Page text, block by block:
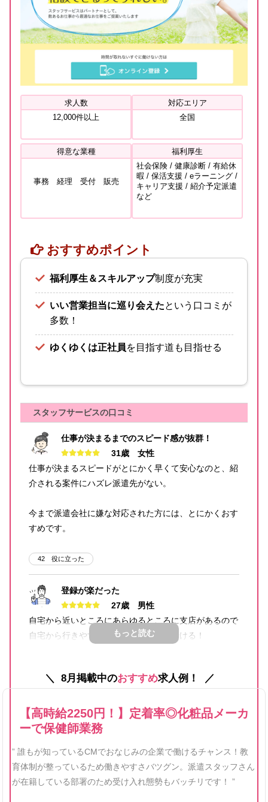
求人数
12,000件以上
対応エリア
全国
得意な業種
事務 経理 受付 販売
福利厚生
社会保険 / 健康診断 / 有給休
暇 / 保活支援 / eラーニング /
キャリア支援 / 紹介予定派遣
など
おすすめポイント
福利厚生＆スキルアップ制度が充実
いい営業担当に巡り会えたという口コミが
多数！
ゆくゆくは正社員を目指す道も目指せる
スタッフサービスの口コミ
仕事が決まるまでのスピード感が抜群！
31歳 女性
仕事が決まるスピードがとにかく早くて安心なのと、紹
介される案件にハズレ派遣先がない。
今まで派遣会社に嫌な対応された方には、とにかくおす
すめです。
42 役に立った
登録が楽だった
27歳 男性
自宅から近いところにあらゆるところに支店があるので
自宅から行きやすいところに登録しに行ける！
あまり感じませんでした。
12 役に立った
もっと読む
8月掲載中のおすすめ求人例！
【高時給2250円！】定着率◎化粧品メーカ
ーで保健師業務
” 誰もが知っているCMでおなじみの企業で働けるチャンス！教
育体制が整っているため働きやすさバツグン。派遣スタッフさん
が在籍している部署のため受け入れ態勢もバッチリです！ ”